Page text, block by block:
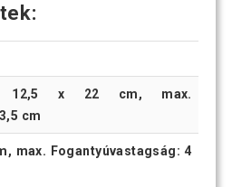
x 22 cm, max.
cm
max. Fogantyúvastagság: 4